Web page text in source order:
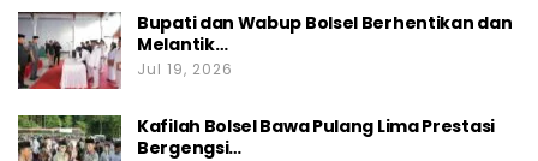
Bupati dan Wabup Bolsel Berhentikan dan
Melantik…
Jul 19, 2026
Kafilah Bolsel Bawa Pulang Lima Prestasi
Bergengsi…